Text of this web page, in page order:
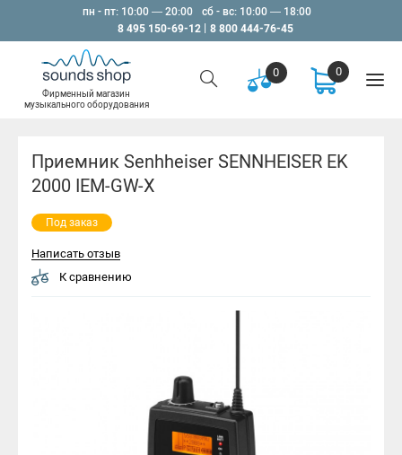
пн - пт: 10:00 — 20:00
сб - вс: 10:00 — 18:00
8 495 150-69-12
8 800 444-76-45
Фирменный магазин
музыкального оборудования
0 0
Приемник Senhheiser SENNHEISER EK
2000 IEM-GW-X
Под заказ
Написать отзыв
К сравнению